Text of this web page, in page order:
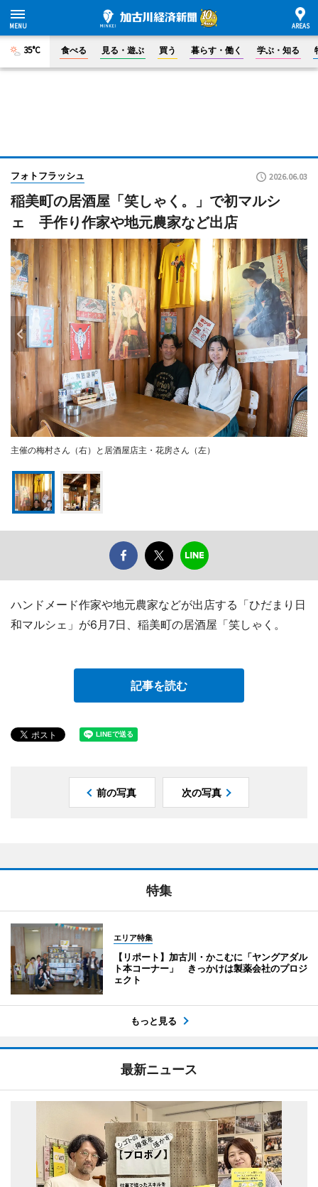
35°C 食べる 見る・遊ぶ 買う 暮らす・働く 学ぶ・知る
フォトフラッシュ 2026.06.03
稲美町の居酒屋「笑しゃく。」で初マルシ
ェ 手作り作家や地元農家など出店
主催の梅村さん（右）と居酒屋店主・花房さん（左）
ハンドメード作家や地元農家などが出店する「ひだまり日
和マルシェ」が6月7日、稲美町の居酒屋「笑しゃく。
記事を読む
前の写真 次の写真
特集
エリア特集
【リポート】加古川・かこむに「ヤングアダル
ト本コーナー」 きっかけは製薬会社のプロジ
ェクト
もっと見る
最新ニュース